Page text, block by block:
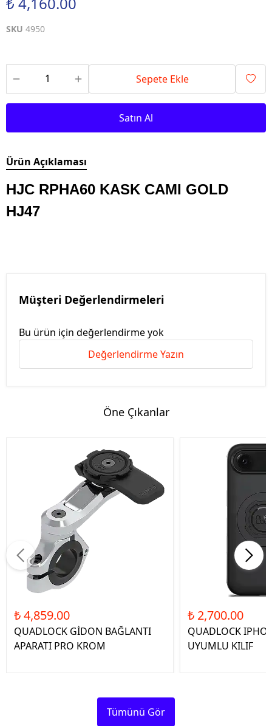
SKU 4950
Sepete Ekle
Satın Al
Ürün Açıklaması
HJC RPHA60 KASK CAMI GOLD
HJ47
Müşteri Değerlendirmeleri
Bu ürün için değerlendirme yok
Değerlendirme Yazın
Öne Çıkanlar
₺ 4,859.00
QUADLOCK GİDON BAĞLANTI
APARATI PRO KROM
₺ 2,700.00
QUADLOCK
UYUMLU KILIF
Tümünü Gör